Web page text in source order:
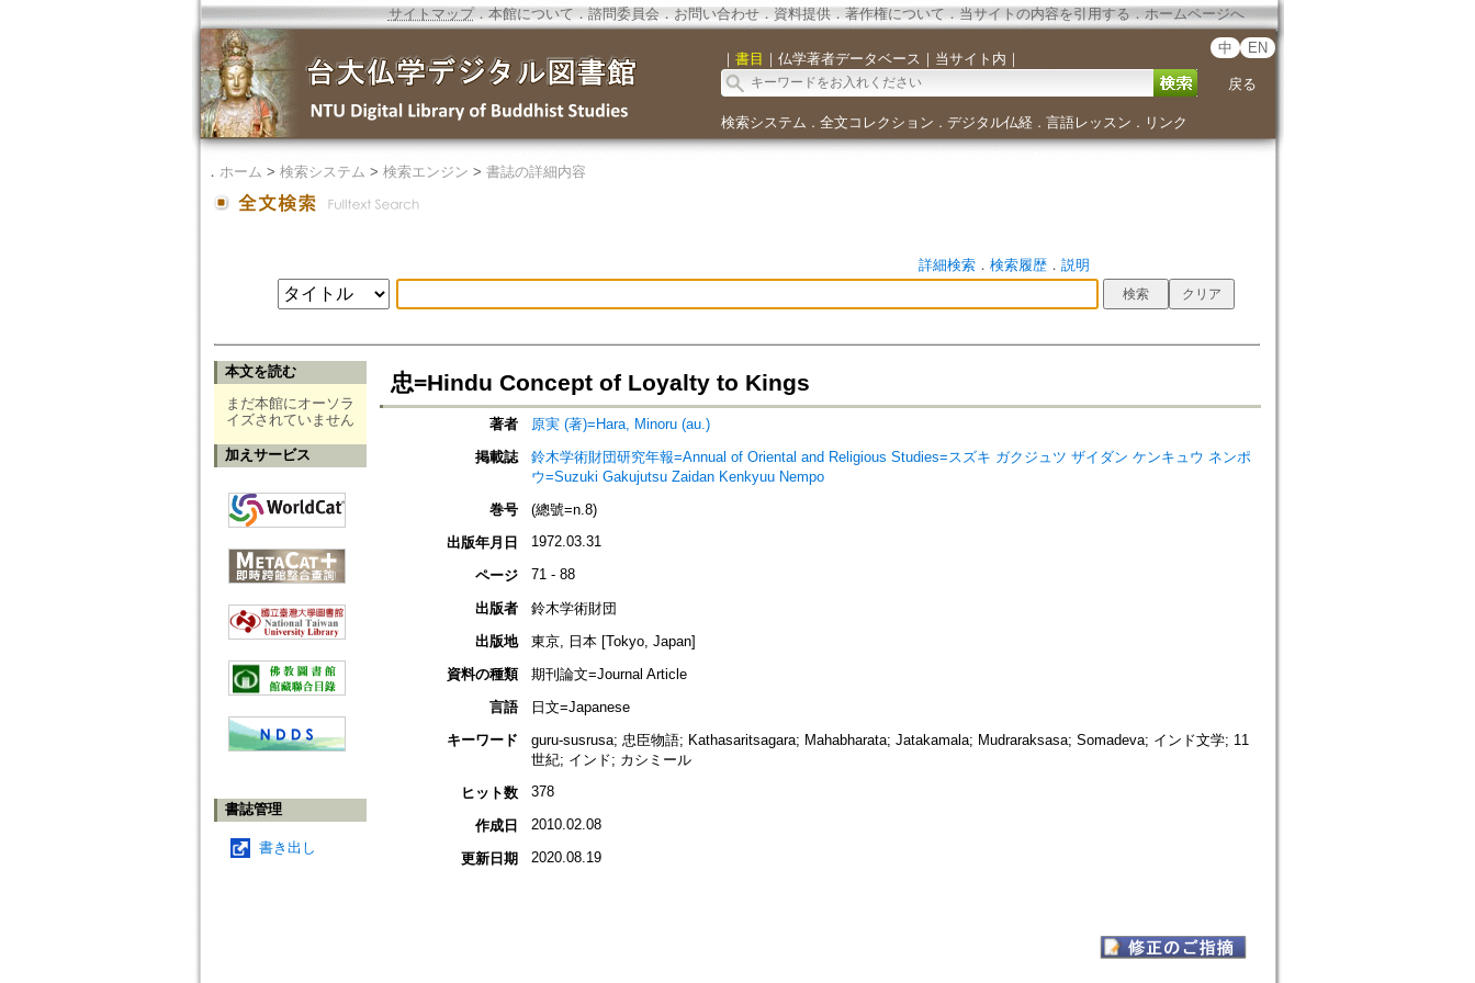
サイトマップ．本館について ． 諮問委員会． お問い合わせ． 資料提供． 著作権について．当サイトの内容を引用する ． ホームページへ
｜ 書目 ｜ 仏学著者データベース ｜ 当サイト内 ｜
中 EN
戻る
検索システム ． 全文コレクション ． デジタル仏経． 言語レッスン ． リンク
． ホーム > 検索システム > 検索エンジン > 書誌の詳細内容
詳細検索． 検索履歴． 説明
本文を読む
まだ本館にオーソラ
イズされていません
加えサービス
書誌管理
書き出し
忠=Hindu Concept of Loyalty to Kings
著者
原実 (著)=Hara, Minoru (au.)
掲載誌
鈴木学術財団研究年報=Annual of Oriental and Religious Studies=スズキ ガクジュツ ザイダン ケンキュウ ネンポ
ウ=Suzuki Gakujutsu Zaidan Kenkyuu Nempo
巻号
(總號=n.8)
出版年月日
1972.03.31
ページ 71 - 88
出版者
鈴木学術財団
出版地
東京, 日本 [Tokyo, Japan]
資料の種類
期刊論文=Journal Article
言語
日文=Japanese
キーワード
guru-susrusa; 忠臣物語; Kathasaritsagara; Mahabharata; Jatakamala; Mudraraksasa; Somadeva; インド文学; 11
世紀; インド; カシミール
ヒット数
378
作成日 2010.02.08
更新日期 2020.08.19